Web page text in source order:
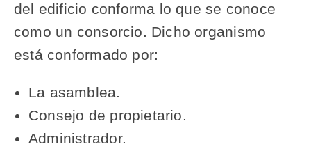
del edificio conforma lo que se conoce
como un consorcio. Dicho organismo
está conformado por:
La asamblea.
Consejo de propietario.
Administrador.